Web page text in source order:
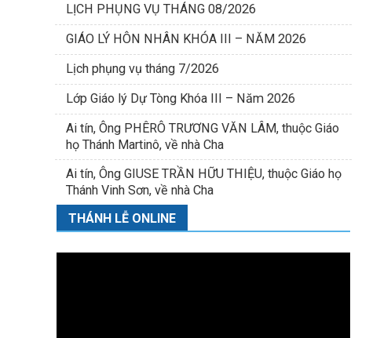
LỊCH PHỤNG VỤ THÁNG 08/2026
GIÁO LÝ HÔN NHÂN KHÓA III – NĂM 2026
Lịch phụng vụ tháng 7/2026
Lớp Giáo lý Dự Tòng Khóa III – Năm 2026
Ai tín, Ông PHÊRÔ TRƯƠNG VĂN LÂM, thuộc Giáo
họ Thánh Martinô, về nhà Cha
Ai tín, Ông GIUSE TRẦN HỮU THIỆU, thuộc Giáo họ
Thánh Vinh Sơn, về nhà Cha
THÁNH LỄ ONLINE